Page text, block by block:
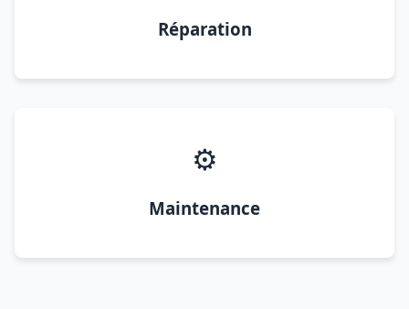
Réparation
⚙️
Maintenance